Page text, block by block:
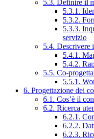
5.3. Definire il
5.3.1.
5.3.2.
5.3.3.
servizio
5.4. Descrivere
5.4.1.
5.4.2.
5.5. Co-
5.5.1.
6. Progettazione dei
6.1. Cos’è il
6.2. Ricerca
6.2.1.
6.2.2.
6.2.3.